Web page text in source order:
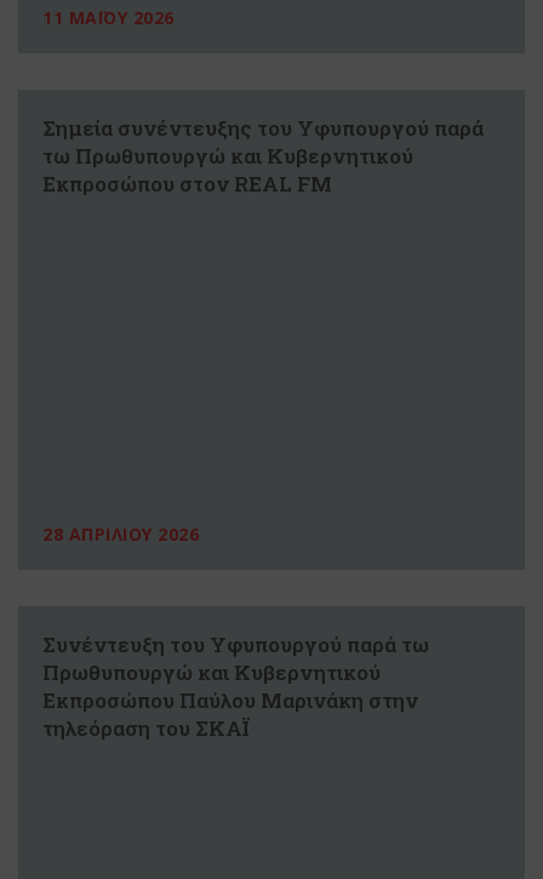
11 ΜΑΪΟΥ 2026
Σημεία συνέντευξης του Υφυπουργού παρά
τω Πρωθυπουργώ και Κυβερνητικού
Εκπροσώπου στον REAL FM
28 ΑΠΡΙΛΙΟΥ 2026
Συνέντευξη του Υφυπουργού παρά τω
Πρωθυπουργώ και Κυβερνητικού
Εκπροσώπου Παύλου Μαρινάκη στην
τηλεόραση του ΣΚΑΪ